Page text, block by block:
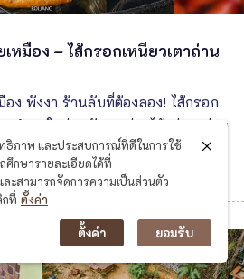
หมือง – ไส้กรอกเหนียวเตาถ่าน
อง พังงา ร้านลับที่ต้องลอง! ไส้กรอก
ทำสดใหม่ทุกวัน บะจ่างไส้แน่น อร่อย
ธิภาพ และประสบการณ์ที่ดีในการใช้
กษารายละเอียดได้ที่
ละสามารถจัดการความเป็นส่วนตัว
กที่ ตั้งค่า
ตั้งค่า ยอมรับ